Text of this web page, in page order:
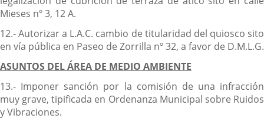
Mieses nº 3, 12 A.
12.- Autorizar a L.A.C. cambio de titularidad del quiosco sito
en vía pública en Paseo de Zorrilla nº 32, a favor de D.M.L.G.
ASUNTOS DEL ÁREA DE MEDIO AMBIENTE
13.- Imponer sanción por la comisión de una infracción
muy grave, tipificada en Ordenanza Municipal sobre Ruidos
y Vibraciones.